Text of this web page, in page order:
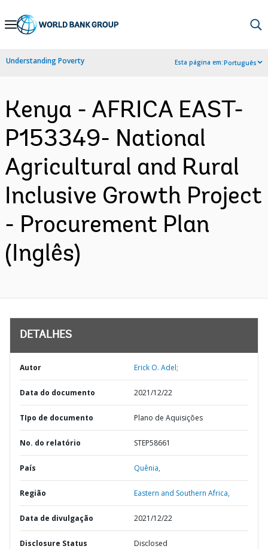
Skip
Navigation
Understanding Poverty Esta página em:Português
Kenya - AFRICA EAST-
P153349- National
Agricultural and Rural
Inclusive Growth Project
- Procurement Plan
(Inglês)
DETALHES
Autor Erick O. Adel;
Data do documento 2021/12/22
TIpo de documento Plano de Aquisições
No. do relatório STEP58661
País Quênia,
Região Eastern and Southern Africa,
Data de divulgação 2021/12/22
Disclosure Status Disclosed